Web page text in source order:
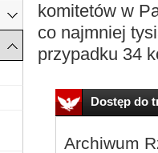
komitetów w
co najmniej
przypadku 34
Dostęp do
Archiwum